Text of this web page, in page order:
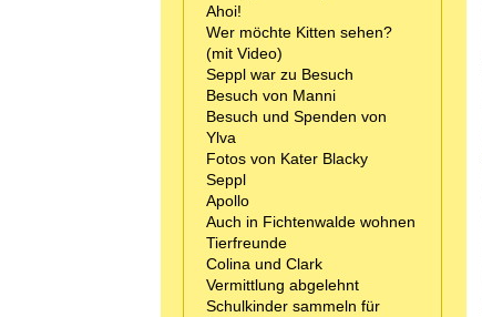
Ahoi!
Wer möchte Kitten sehen?
(mit Video)
Seppl war zu Besuch
Besuch von Manni
Besuch und Spenden von
Ylva
Fotos von Kater Blacky
Seppl
Apollo
Auch in Fichtenwalde wohnen
Tierfreunde
Colina und Clark
Vermittlung abgelehnt
Schulkinder sammeln für